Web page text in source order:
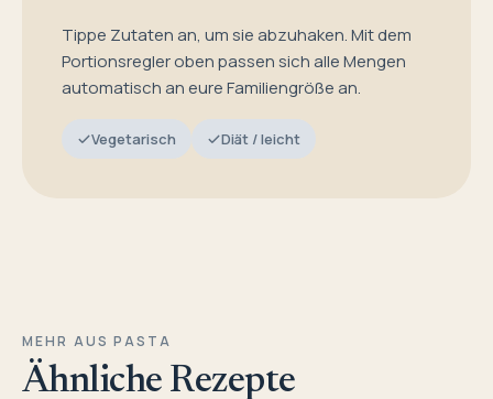
Tippe Zutaten an, um sie abzuhaken. Mit dem
Portionsregler oben passen sich alle Mengen
automatisch an eure Familiengröße an.
Vegetarisch Diät / leicht
MEHR AUS PASTA
Ähnliche Rezepte